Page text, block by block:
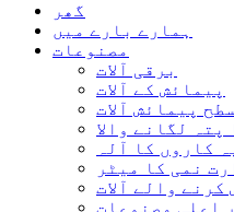
گھر
ہمارے بارے میں
مصنوعات
برقی آلات
پیمائش کے آلات
سطح پیمائش آلات
لگانے والا
کاروں کا آلہ
نمی کا میٹر
والے آلات
اعلی مصنوعات